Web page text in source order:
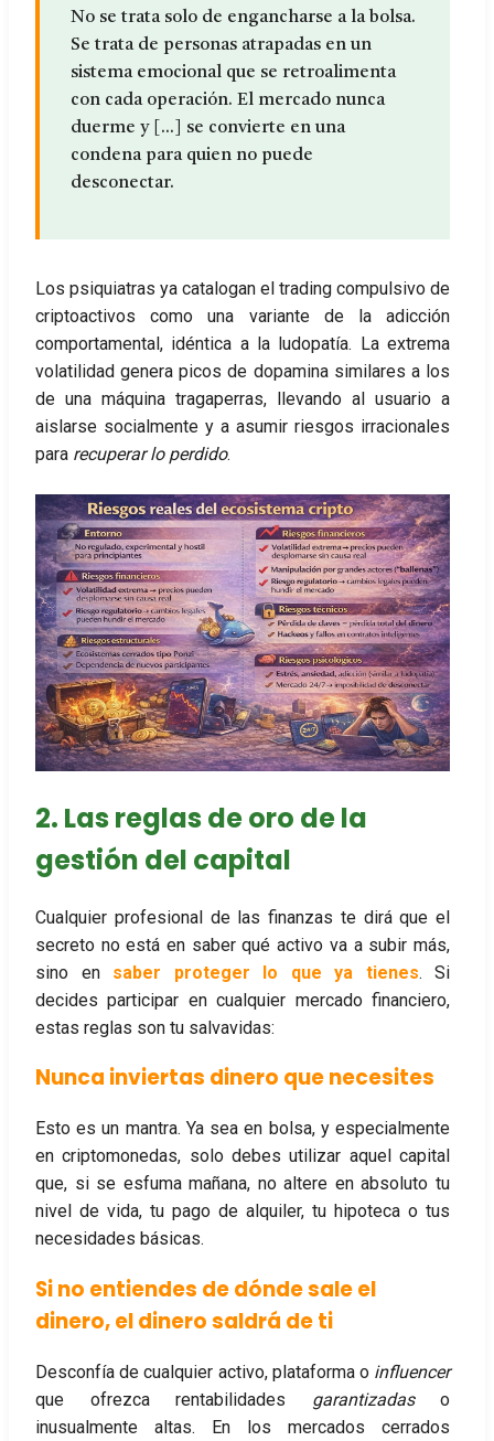
No se trata solo de engancharse a la bolsa.
Se trata de personas atrapadas en un
sistema emocional que se retroalimenta
con cada operación. El mercado nunca
duerme y [...] se convierte en una
condena para quien no puede
desconectar.
Los psiquiatras ya catalogan el trading compulsivo de
criptoactivos como una variante de la adicción
comportamental, idéntica a la ludopatía. La extrema
volatilidad genera picos de dopamina similares a los
de una máquina tragaperras, llevando al usuario a
aislarse socialmente y a asumir riesgos irracionales
para recuperar lo perdido.
2. Las reglas de oro de la
gestión del capital
Cualquier profesional de las finanzas te dirá que el
secreto no está en saber qué activo va a subir más,
sino en saber proteger lo que ya tienes. Si
decides participar en cualquier mercado financiero,
estas reglas son tu salvavidas:
Nunca inviertas dinero que necesites
Esto es un mantra. Ya sea en bolsa, y especialmente
en criptomonedas, solo debes utilizar aquel capital
que, si se esfuma mañana, no altere en absoluto tu
nivel de vida, tu pago de alquiler, tu hipoteca o tus
necesidades básicas.
Si no entiendes de dónde sale el
dinero, el dinero saldrá de ti
Desconfía de cualquier activo, plataforma o influencer
que ofrezca rentabilidades garantizadaso
inusualmente altas. En los mercados cerrados